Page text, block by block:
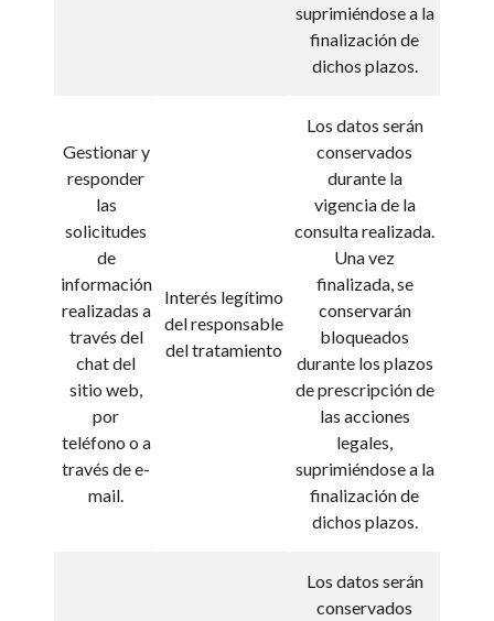
suprimiéndose a la
finalización de
dichos plazos.
Gestionar y
responder
las
solicitudes
de
información
realizadas a
través del
chat del
sitio web,
por
teléfono o a
través de e-
mail.
Interés legítimo
del responsable
del tratamiento
Los datos serán
conservados
durante la
vigencia de la
consulta realizada.
Una vez
finalizada, se
conservarán
bloqueados
durante los plazos
de prescripción de
las acciones
legales,
suprimiéndose a la
finalización de
dichos plazos.
Los datos serán
conservados